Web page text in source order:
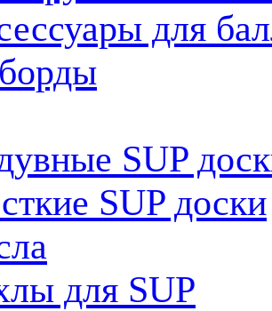
для
SUP
SUP доски
для SUP